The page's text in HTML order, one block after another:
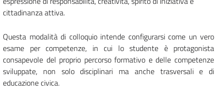
cittadinanza attiva.
Questa modalità di colloquio intende configurarsi come un vero
esame per competenze, in cui lo studente è protagonista
consapevole del proprio percorso formativo e delle competenze
sviluppate, non solo disciplinari ma anche trasversali e di
educazione civica.